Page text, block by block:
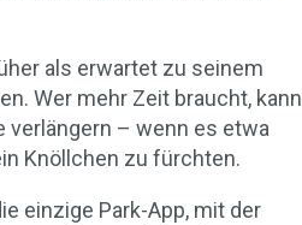
als erwartet zu seinem
Wer mehr Zeit braucht, kann
verlängern – wenn es etwa
Knöllchen zu fürchten.
einzige Park-App, mit der